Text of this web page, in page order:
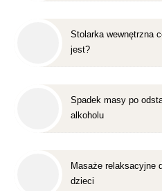
Stolarka wewnętrzna
jest?
Spadek masy po
alkoholu
Masaże relaksacyjne
dzieci